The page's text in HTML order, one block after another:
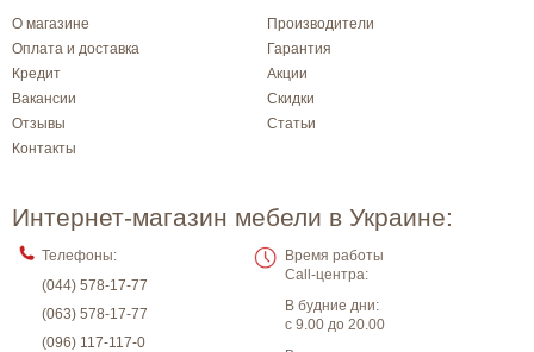
О магазине
Производители
Оплата и доставка
Гарантия
Кредит
Акции
Вакансии
Скидки
Отзывы
Статьи
Контакты
Интернет-магазин мебели в Украине:
Телефоны:
(044) 578-17-77
(063) 578-17-77
(096) 117-117-0
Время работы
Call-центра:
В будние дни:
с 9.00 до 20.00